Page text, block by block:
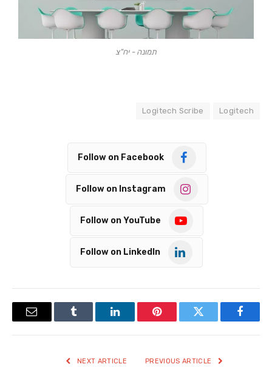
תמונה - יח"צ
Logitech
Logitech Scribe
Follow on Facebook
Follow on Instagram
Follow on YouTube
Follow on LinkedIn
Facebook
Twitter
Pinterest
LinkedIn
Tumblr
Email
NEXT ARTICLE